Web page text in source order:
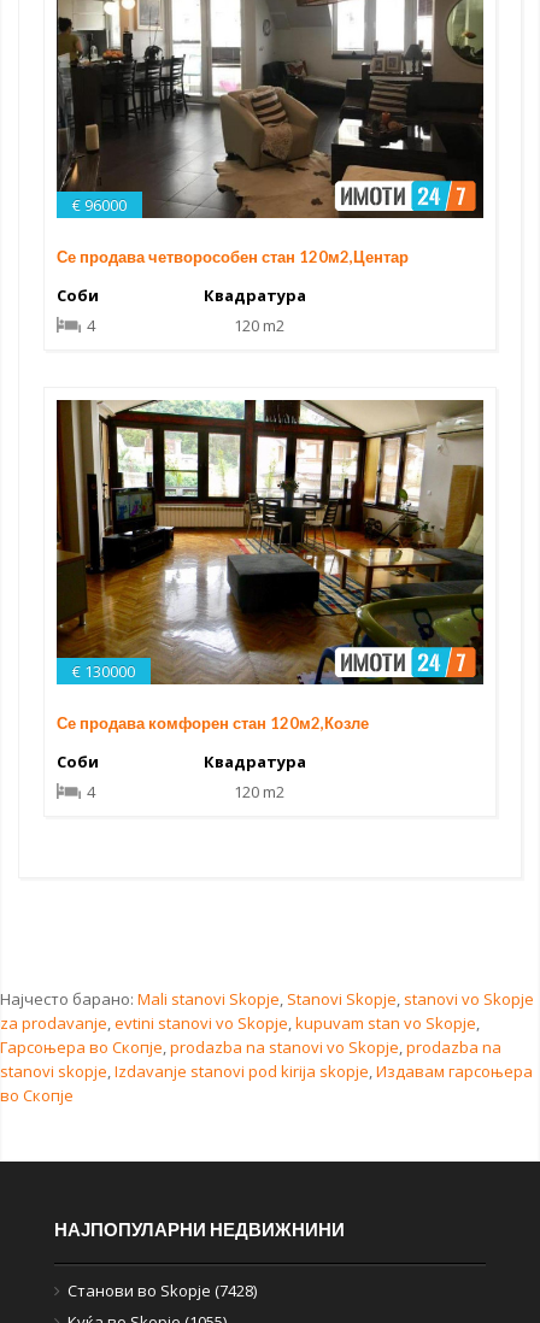
€ 96000
Се продава четворособен стан 120м2,Центар
Соби
4
Квадратура
120 m2
€ 130000
Се продава комфорен стан 120м2,Козле
Соби
4
Квадратура
120 m2
Најчесто барано: Mali stanovi Skopje, Stanovi Skopje, stanovi vo Skopje
za prodavanje,evtini stanovi vo Skopje,kupuvam stan vo Skopje,
Гарсоњера во Скопје,prodazba na stanovi vo Skopje,prodazba na
stanovi skopje,Izdavanje stanovi pod kirija skopje,Издавам гарсоњера
во Скопје
НАЈПОПУЛАРНИ НЕДВИЖНИНИ
Станови во Skopje (7428)